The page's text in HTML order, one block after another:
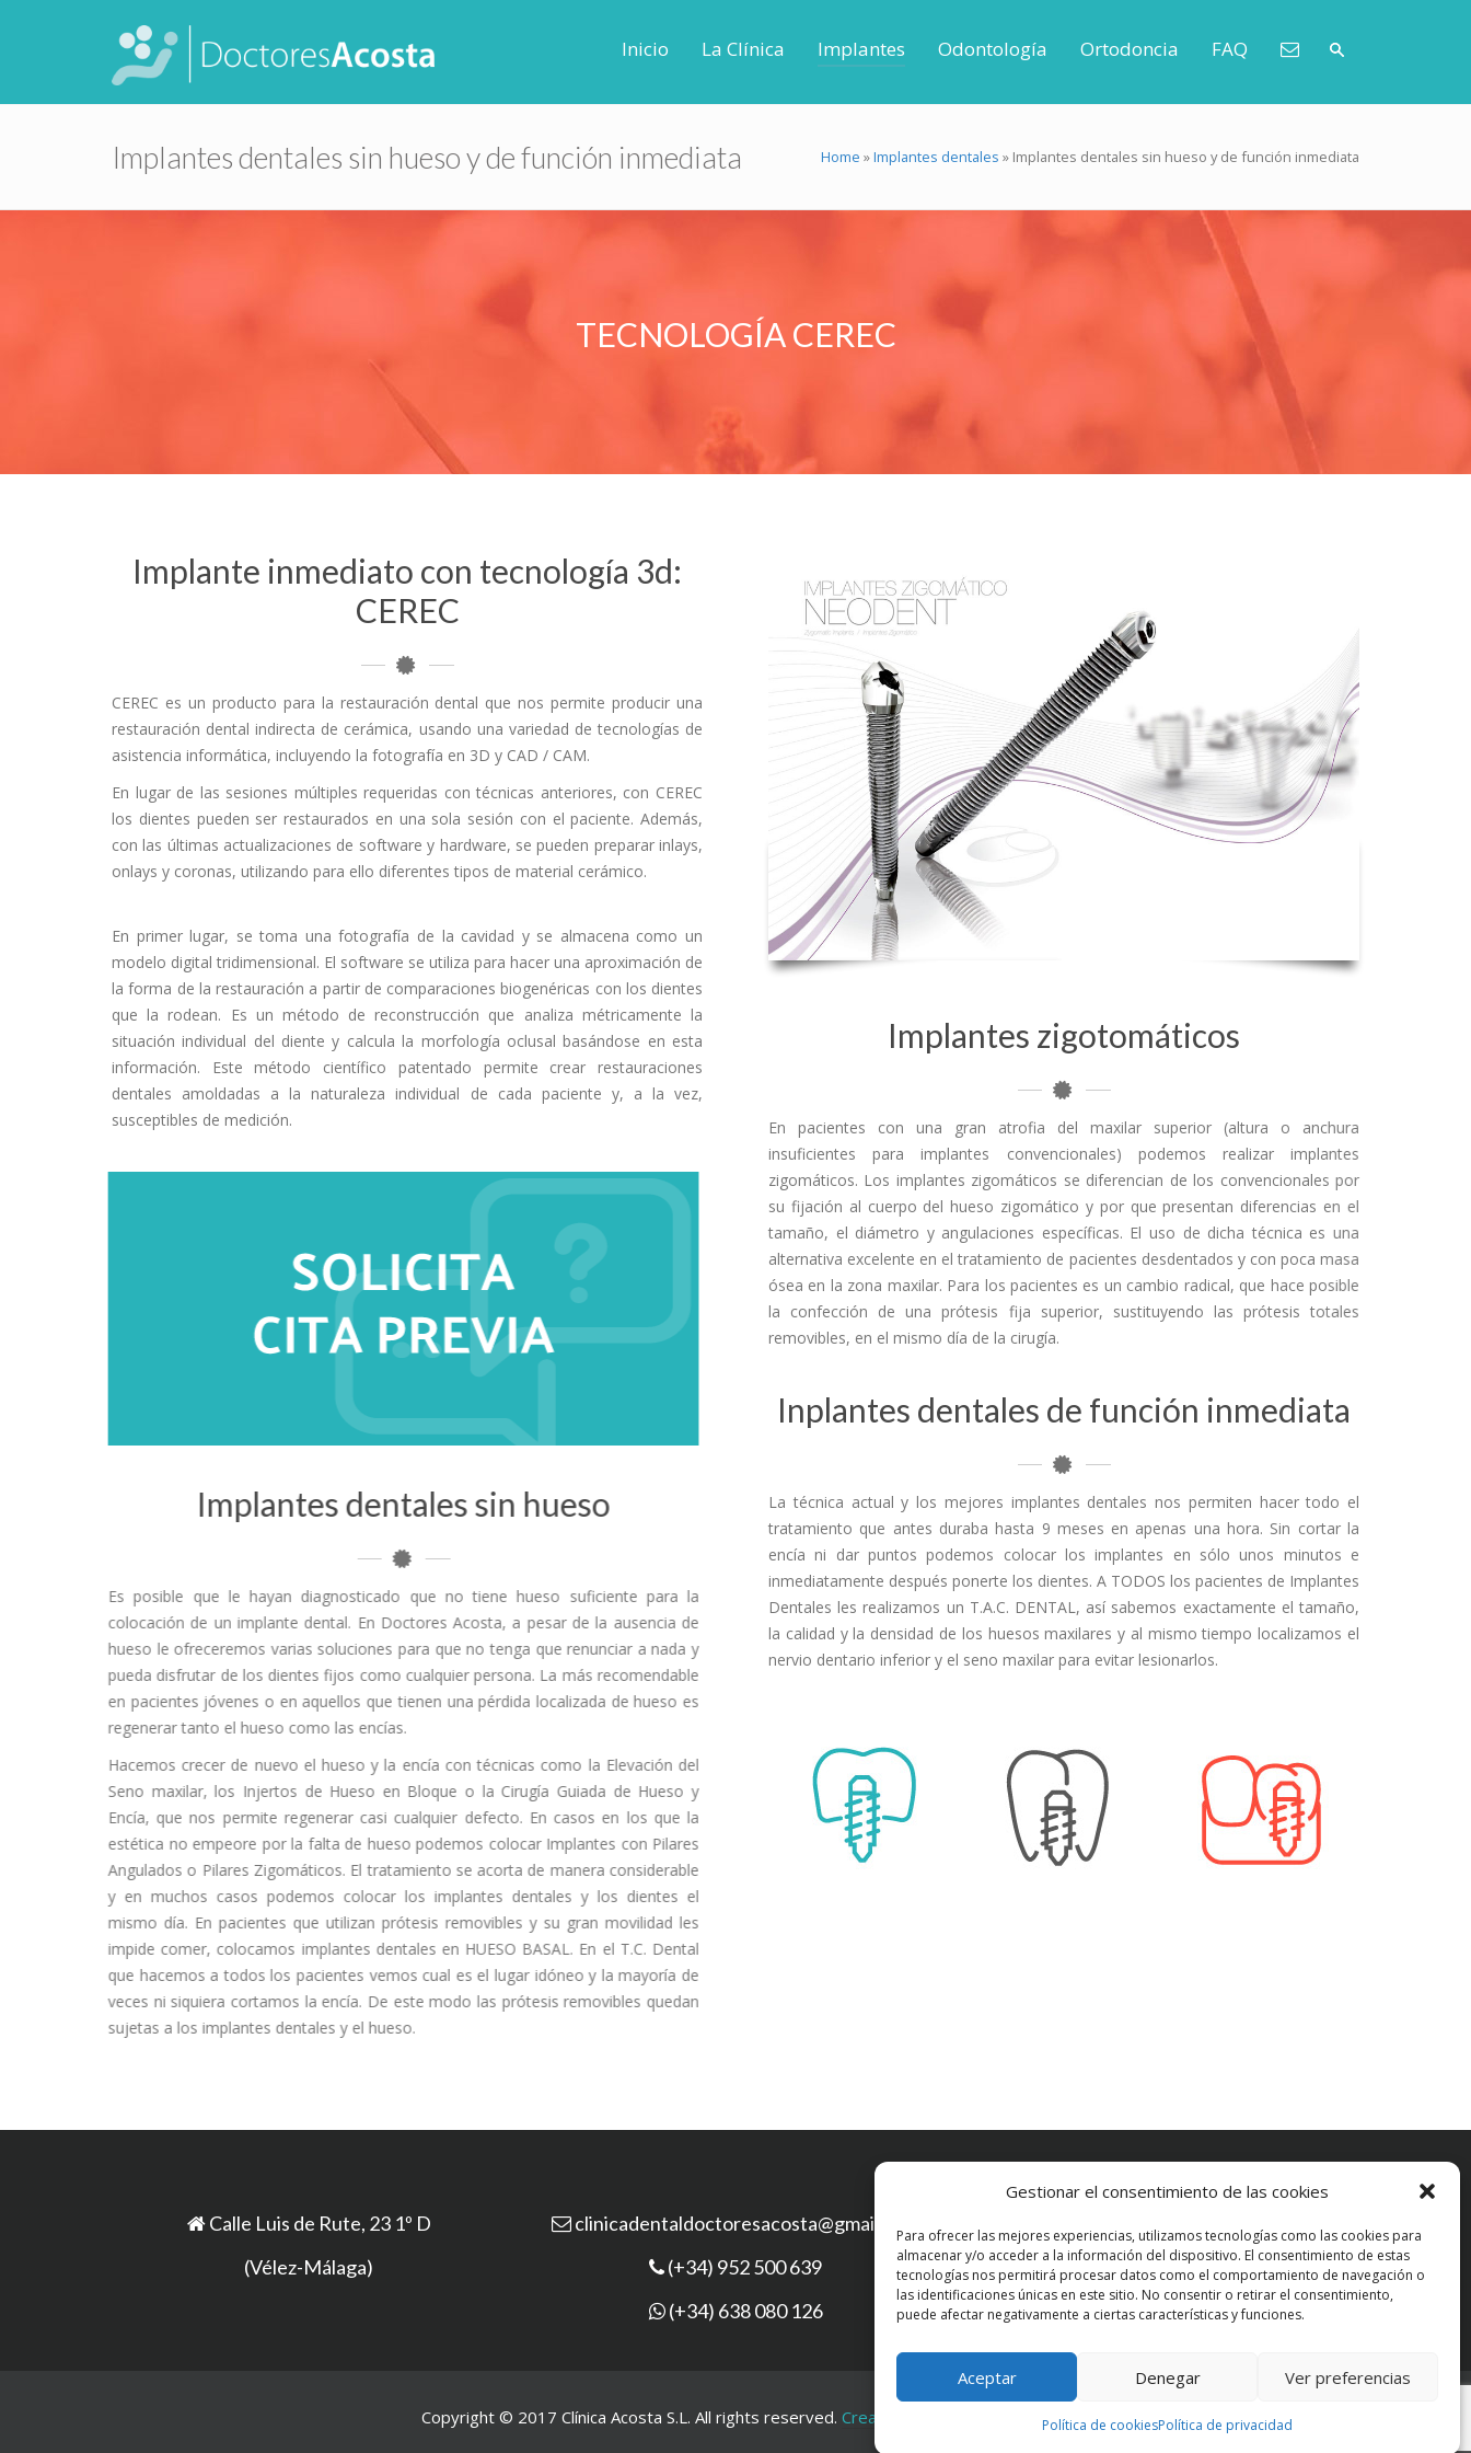
Gestionar el consentimiento de las cookies
Para ofrecer las mejores experiencias, utilizamos tecnologías como las cookies para
almacenar y/o acceder a la información del dispositivo. El consentimiento de estas
tecnologías nos permitirá procesar datos como el comportamiento de navegación o
las identificaciones únicas en este sitio. No consentir o retirar el consentimiento,
puede afectar negativamente a ciertas características y funciones.
Aceptar Denegar Ver preferencias
Política de cookiesPolítica de privacidad
Inicio La Clínica Implantes Odontología Ortodoncia FAQ
Implantes dentales sin hueso y de función inmediata Home »Implantes dentales » Implantes dentales sin hueso y de función inmediata
TECNOLOGÍA CEREC
Implante inmediato con tecnología 3d:
CEREC
CEREC es un producto para la restauración dental que nos permite producir una
restauración dental indirecta de cerámica, usando una variedad de tecnologías de
asistencia informática, incluyendo la fotografía en 3D y CAD / CAM.
En lugar de las sesiones múltiples requeridas con técnicas anteriores, con CEREC
los dientes pueden ser restaurados en una sola sesión con el paciente. Además,
con las últimas actualizaciones de software y hardware, se pueden preparar inlays,
onlays y coronas, utilizando para ello diferentes tipos de material cerámico.
En primer lugar, se toma una fotografía de la cavidad y se almacena como un
modelo digital tridimensional. El software se utiliza para hacer una aproximación de
la forma de la restauración a partir de comparaciones biogenéricas con los dientes
que la rodean. Es un método de reconstrucción que analiza métricamente la
situación individual del diente y calcula la morfología oclusal basándose en esta
información. Este método científico patentado permite crear restauraciones
dentales amoldadas a la naturaleza individual de cada paciente y, a la vez,
susceptibles de medición.
Implantes dentales sin hueso
Es posible que le hayan diagnosticado que no tiene hueso suficiente para la
colocación de un implante dental. En Doctores Acosta, a pesar de la ausencia de
hueso le ofreceremos varias soluciones para que no tenga que renunciar a nada y
pueda disfrutar de los dientes fijos como cualquier persona. La más recomendable
en pacientes jóvenes o en aquellos que tienen una pérdida localizada de hueso es
regenerar tanto el hueso como las encías.
Hacemos crecer de nuevo el hueso y la encía con técnicas como la Elevación del
Seno maxilar, los Injertos de Hueso en Bloque o la Cirugía Guiada de Hueso y
Encía, que nos permite regenerar casi cualquier defecto. En casos en los que la
estética no empeore por la falta de hueso podemos colocar Implantes con Pilares
Angulados o Pilares Zigomáticos. El tratamiento se acorta de manera considerable
y en muchos casos podemos colocar los implantes dentales y los dientes el
mismo día. En pacientes que utilizan prótesis removibles y su gran movilidad les
impide comer, colocamos implantes dentales en HUESO BASAL. En el T.C. Dental
que hacemos a todos los pacientes vemos cual es el lugar idóneo y la mayoría de
veces ni siquiera cortamos la encía. De este modo las prótesis removibles quedan
sujetas a los implantes dentales y el hueso.
Implantes zigotomáticos
En pacientes con una gran atrofia del maxilar superior (altura o anchura
insuficientes para implantes convencionales) podemos realizar implantes
zigomáticos. Los implantes zigomáticos se diferencian de los convencionales por
su fijación al cuerpo del hueso zigomático y por que presentan diferencias en el
tamaño, el diámetro y angulaciones específicas. El uso de dicha técnica es una
alternativa excelente en el tratamiento de pacientes desdentados y con poca masa
ósea en la zona maxilar. Para los pacientes es un cambio radical, que hace posible
la confección de una prótesis fija superior, sustituyendo las prótesis totales
removibles, en el mismo día de la cirugía.
Inplantes dentales de función inmediata
La técnica actual y los mejores implantes dentales nos permiten hacer todo el
tratamiento que antes duraba hasta 9 meses en apenas una hora. Sin cortar la
encía ni dar puntos podemos colocar los implantes en sólo unos minutos e
inmediatamente después ponerte los dientes. A TODOS los pacientes de Implantes
Dentales les realizamos un T.A.C. DENTAL, así sabemos exactamente el tamaño,
la calidad y la densidad de los huesos maxilares y al mismo tiempo localizamos el
nervio dentario inferior y el seno maxilar para evitar lesionarlos.
Calle Luis de Rute, 23 1º D
(Vélez-Málaga)
clinicadentaldoctoresacosta@gmail.com
(+34) 952 500 639
(+34) 638 080 126
Política de cookies
Copyright © 2017 Clínica Acosta S.L. All rights reserved. Creado con